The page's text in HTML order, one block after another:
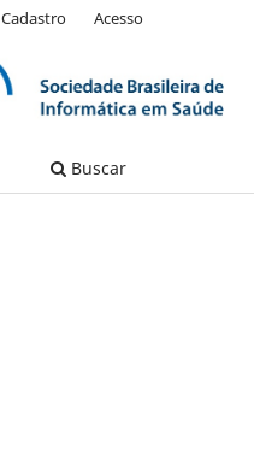
Buscar
Cadastro Acesso